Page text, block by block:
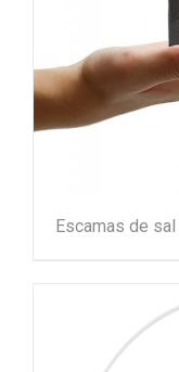
Escamas de sal